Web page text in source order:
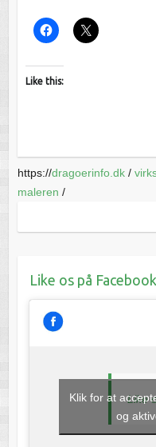
Like this:
https://dragoerinfo.dk/
maleren /
Like os på Facebook
Like
Klik for at
og